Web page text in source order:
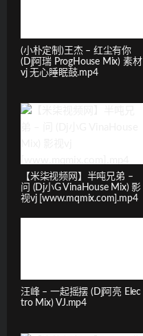
(小朴定制)王杰 – 红尘有你
(Dj阿瑞 ProgHouse Mix) 素材
vj 无心睡眠鼓.mp4
【米柒视频网】半吨兄弟 –
问 (Dj小G VinaHouse Mix) 影
视vj [www.mqmix.com].mp4
汪峰 – 一起摇摆 (Dj阿亮 Elec
tro Mix) VJ.mp4